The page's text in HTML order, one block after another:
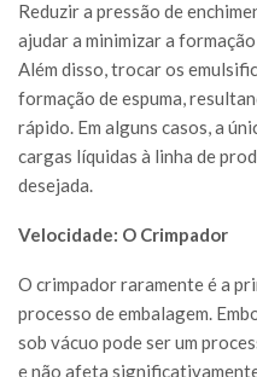
Reduzir a pressão de
ajudar a minimizar a
Além disso, trocar os
formação de espuma,
rápido. Em alguns casos, a
cargas líquidas à linha de
desejada.
Velocidade: O Crimpador
O crimpador raramente é a
processo de embalagem.
sob vácuo pode ser um
e não afeta